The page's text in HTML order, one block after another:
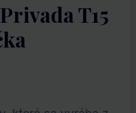
T15